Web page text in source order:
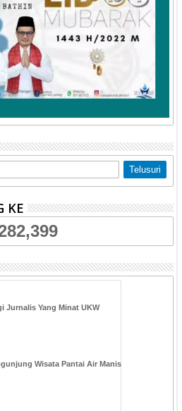
KE
Jurnalis Yang Minat UKW
Wisata Pantai Air Manis